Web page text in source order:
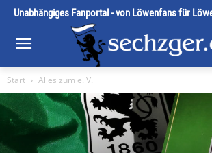
Unabhängiges Fanportal - von Löwenfans für
Start Alles zum e. V.